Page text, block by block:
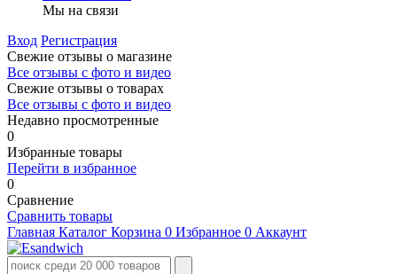
Мы на связи
Вход Регистрация
Свежие отзывы о магазине
Все отзывы с фото и видео
Свежие отзывы о товарах
Все отзывы c фото и видео
Недавно просмотренные
0
Избранные товары
Перейти в избранное
0
Сравнение
Сравнить товары
Главная Каталог Корзина 0 Избранное 0 Аккаунт